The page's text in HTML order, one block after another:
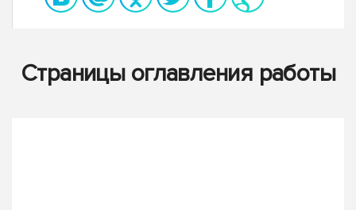
Страницы оглавления работы